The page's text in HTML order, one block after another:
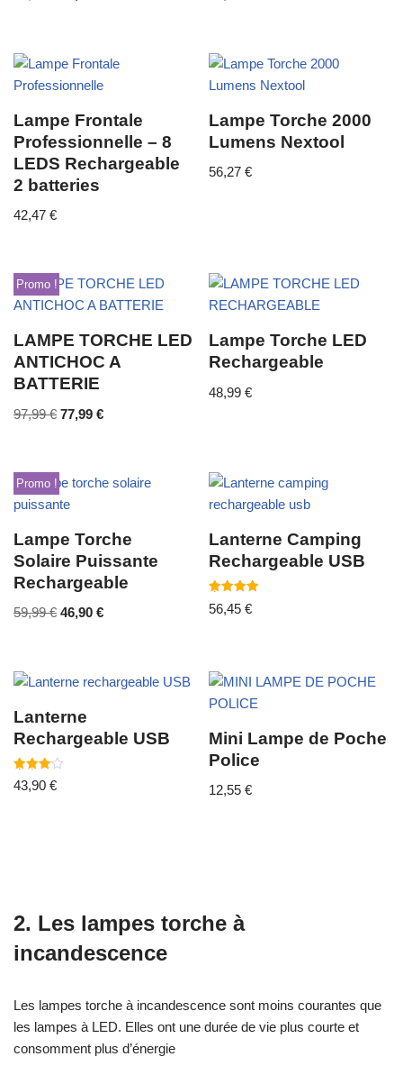
Lampe Frontale
Professionnelle – 8
LEDS Rechargeable
2 batteries
42,47 €
Lampe Torche 2000
Lumens Nextool
56,27€
Promo !
LAMPE TORCHE LED
ANTICHOC A
BATTERIE
97,99€ 77,99 €
Lampe Torche LED
Rechargeable
48,99€
Promo !
Lampe Torche
Solaire Puissante
Rechargeable
59,99€ 46,90 €
Lanterne Camping
Rechargeable USB
Note
5.00
56,45€
Lanterne
Rechargeable USB
Note
4.00
43,90 €
Mini Lampe de Poche
Police
12,55€
2. Les lampes torche à
incandescence
Les lampes torche à incandescence sont moins courantes que
les lampes à LED. Elles ont une durée de vie plus courte et
consomment plus d’énergie